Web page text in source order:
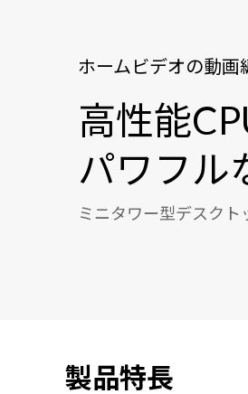
ホームビデオの動画
高性能
パワフル
ミニタワー型デスクト
製品特長